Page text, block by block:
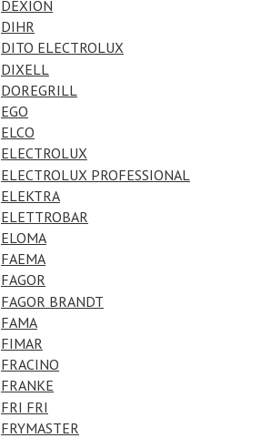
DEXION
DIHR
DITO ELECTROLUX
DIXELL
DOREGRILL
EGO
ELCO
ELECTROLUX
ELECTROLUX PROFESSIONAL
ELEKTRA
ELETTROBAR
ELOMA
FAEMA
FAGOR
FAGOR BRANDT
FAMA
FIMAR
FRACINO
FRANKE
FRI FRI
FRYMASTER